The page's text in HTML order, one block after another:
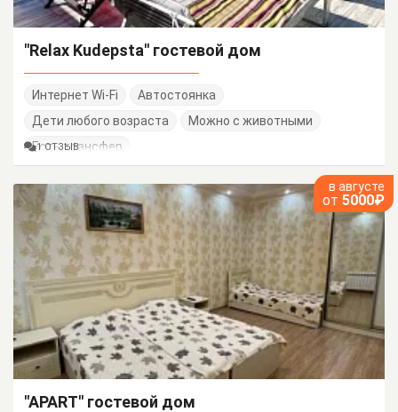
"Relax Kudepsta" гостевой дом
Интернет Wi-Fi
Автостоянка
Дети любого возраста
Можно с животными
Есть трансфер
1 ОТЗЫВ
в августе
от 5000₽
"APART" гостевой дом